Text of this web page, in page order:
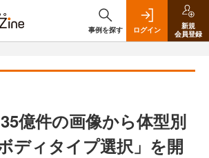
事例を探す ログイン
新規
会員登録
億件の画像から体型別
ディタイプ選択」を開